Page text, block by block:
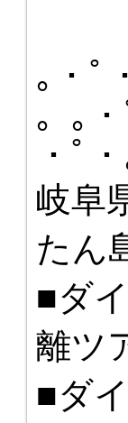
｡・ﾟ
。｡
・ﾟ
岐阜
たん
■ダ
離ツ
■ダ